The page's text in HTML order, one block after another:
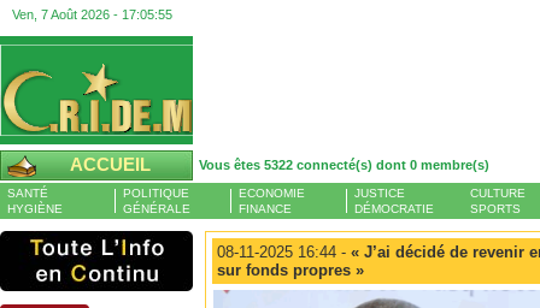
Ven, 7 Août 2026 - 17:05:55
ACCUEIL Vous êtes 5322 connecté(s) dont 0 membre(s)
SANTÉ
HYGIÈNE
POLITIQUE
GÉNÉRALE
ECONOMIE
FINANCE
JUSTICE
DÉMOCRATIE
CULTURE
SPORTS
08-11-2025 16:44 - « J’ai décidé de revenir
sur fonds propres »